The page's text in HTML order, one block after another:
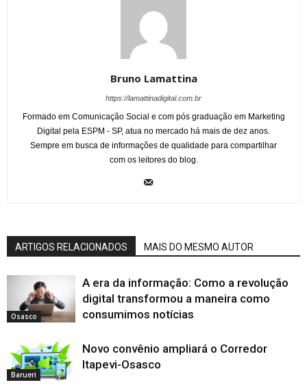
Bruno Lamattina
https://lamattinadigital.com.br
Formado em Comunicação Social e com pós graduação em Marketing
Digital pela ESPM - SP, atua no mercado há mais de dez anos.
Sempre em busca de informações de qualidade para compartilhar
com os leitores do blog.
ARTIGOS RELACIONADOS MAIS DO MESMO AUTOR
Osasco
A era da informação: Como a revolução
digital transformou a maneira como
consumimos notícias
Barueri
Novo convênio ampliará o Corredor
Itapevi-Osasco